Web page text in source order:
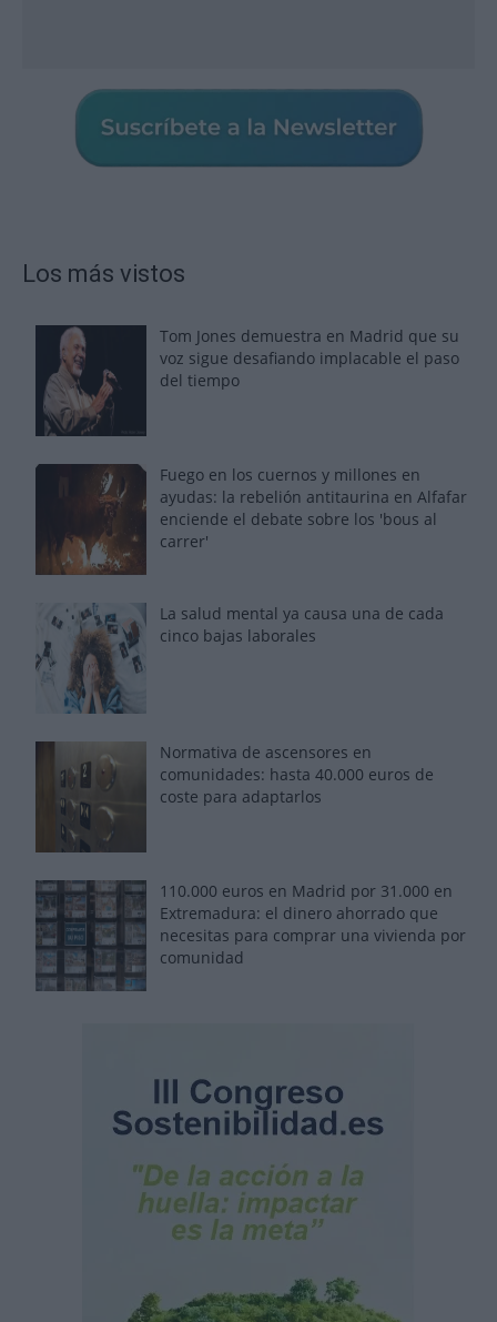
Los más vistos
Tom Jones demuestra en Madrid que su
voz sigue desafiando implacable el paso
del tiempo
Fuego en los cuernos y millones en
ayudas: la rebelión antitaurina en Alfafar
enciende el debate sobre los 'bous al
carrer'
La salud mental ya causa una de cada
cinco bajas laborales
Normativa de ascensores en
comunidades: hasta 40.000 euros de
coste para adaptarlos
110.000 euros en Madrid por 31.000 en
Extremadura: el dinero ahorrado que
necesitas para comprar una vivienda por
comunidad